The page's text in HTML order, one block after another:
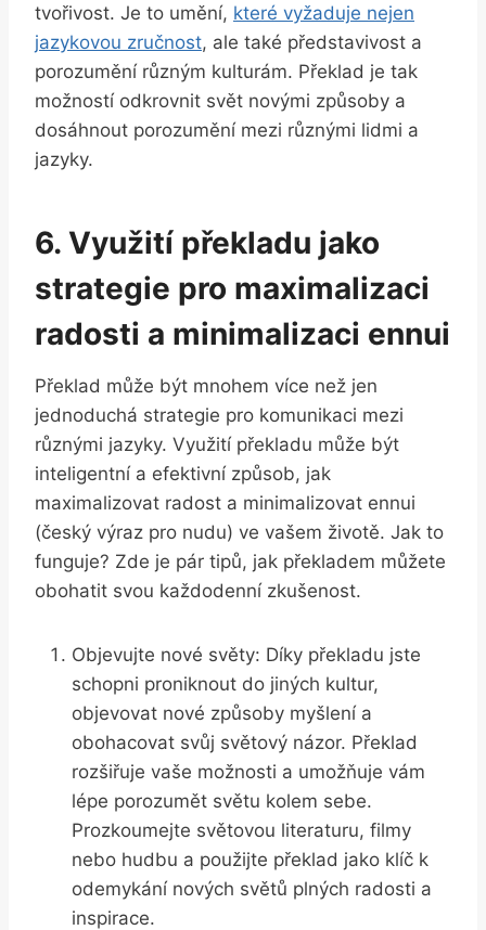
tvořivost. Je to umění, které vyžaduje nejen
jazykovou zručnost, ale také představivost a
porozumění různým kulturám. Překlad je tak
možností odkrovnit svět novými způsoby a
dosáhnout porozumění mezi různými lidmi a
jazyky.
6. Využití překladu jako
strategie pro maximalizaci
radosti a minimalizaci ennui
Překlad může být mnohem více než jen
jednoduchá strategie pro komunikaci mezi
různými jazyky. Využití překladu může být
inteligentní a efektivní způsob, jak
maximalizovat radost a minimalizovat ennui
(český výraz pro nudu) ve vašem životě. Jak to
funguje? Zde je pár tipů, jak překladem můžete
obohatit svou každodenní zkušenost.
Objevujte nové světy: Díky překladu jste
schopni proniknout do jiných kultur,
objevovat nové způsoby myšlení a
obohacovat svůj světový názor. Překlad
rozšiřuje vaše možnosti a umožňuje vám
lépe porozumět světu kolem sebe.
Prozkoumejte světovou literaturu, filmy
nebo hudbu a použijte překlad jako klíč k
odemykání nových světů plných radosti a
inspirace.